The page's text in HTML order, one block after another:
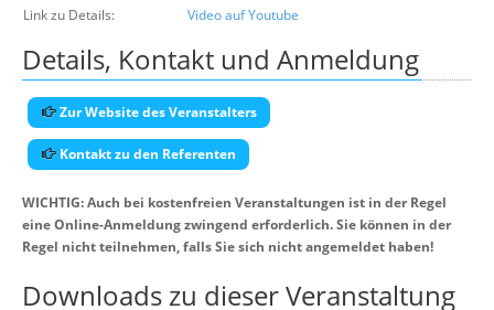
Link zu Details:
Video auf Youtube
Details, Kontakt und Anmeldung
Zur Website des Veranstalters
Kontakt zu den Referenten
WICHTIG: Auch bei kostenfreien Veranstaltungen ist in der Regel
eine Online-Anmeldung zwingend erforderlich. Sie können in der
Regel nicht teilnehmen, falls Sie sich nicht angemeldet haben!
Downloads zu dieser Veranstaltung